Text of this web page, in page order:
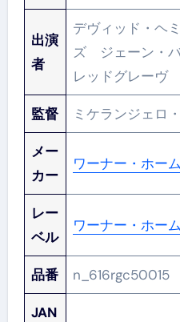
出演
者
デヴィッド・ヘ
ズ ジェーン・
レッドグレーヴ
監督 ミケランジェロ
メー
カー
ワーナー・ホー
レー
ベル
ワーナー・ホー
品番 n_616rgc50015
JAN